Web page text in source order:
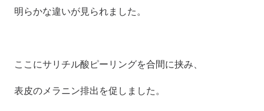
明らかな違いが見られました。
ここにサリチル酸ピーリングを合間に挟み、
表皮のメラニン排出を促しました。